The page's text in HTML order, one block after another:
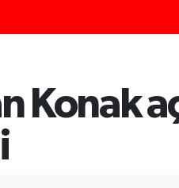
Konak